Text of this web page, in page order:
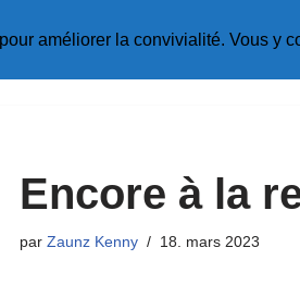
Encore à la
par Zaunz Kenny 18. mars 2023
améliorer la convivialité. Vous y